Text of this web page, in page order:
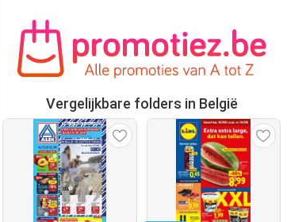
Vergelijkbare folders in België